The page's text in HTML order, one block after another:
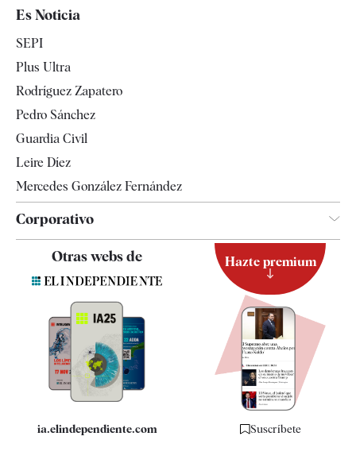
Televisión
Es Noticia
SEPI
Plus Ultra
Rodríguez Zapatero
Pedro Sánchez
Guardia Civil
Leire Díez
Mercedes González Fernández
Corporativo
Quiénes somos
Especificaciones
Otras webs de
ia.elindependiente.com
Hazte premium
Suscríbete